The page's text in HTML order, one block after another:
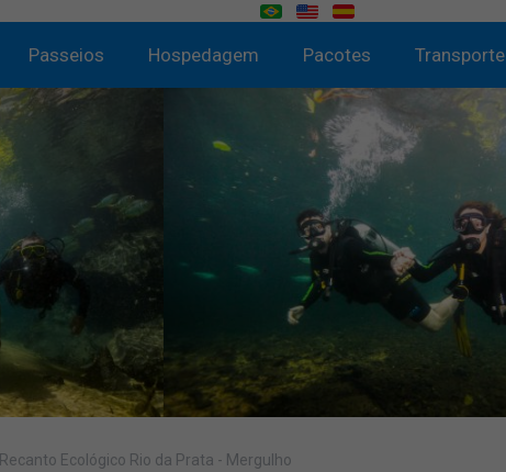
Passeios Hospedagem Pacotes Transporte
Recanto Ecológico Rio da Prata - Mergulho